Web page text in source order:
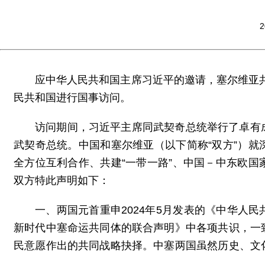
应中华人民共和国主席习近平的邀请，塞尔维
民共和国进行国事访问。
访问期间，习近平主席同武契奇总统举行了卓
武契奇总统。中国和塞尔维亚（以下简称“双方”）
全方位互利合作、共建“一带一路”、中国－中东欧
双方特此声明如下：
一、两国元首重申2024年5月发表的《中华人
新时代中塞命运共同体的联合声明》中各项共识，
民意愿作出的共同战略抉择。中塞两国虽然历史、